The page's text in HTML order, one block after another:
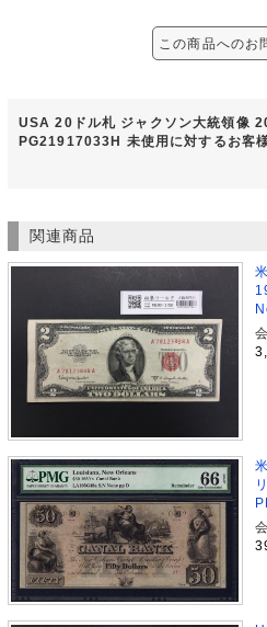
この商品へのお
USA 20ドル札 ジャクソン大統領像
PG21917033H 未使用に対するお客
関連商品